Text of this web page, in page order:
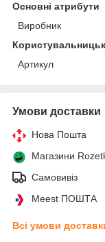
Основні атрибути
Виробник
Артикул
Умови доставки
Нова Пошта
Магазини
Самовивіз
Meest ПОШТА
Всі умови